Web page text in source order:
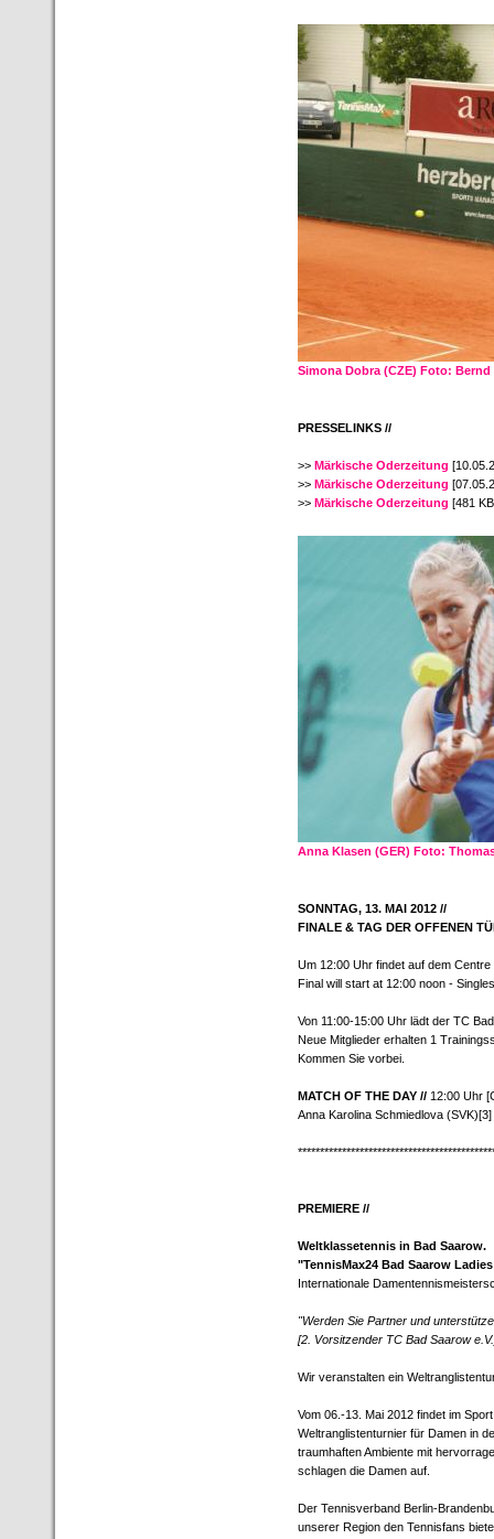
Simona Dobra (CZE) Foto: Bernd
PRESSELINKS //
>> Märkische Oderzeitung
>> Märkische Oderzeitung
>> Märkische Oderzeitung [481
Anna Klasen (GER) Foto:
SONNTAG, 13. MAI 2012 //
FINALE & TAG DER OFFENEN
Um 12:00 Uhr findet auf dem
Final will start at 12:00 noon -
Von 11:00-15:00 Uhr lädt der TC
Neue Mitglieder erhalten 1
Kommen Sie vorbei.
MATCH OF THE DAY // 12:00 Uhr
Anna Karolina Schmiedlova
PREMIERE //
Weltklassetennis in Bad Saarow.
"TennisMax24 Bad Saarow
Internationale
"Werden Sie Partner und
[2. Vorsitzender TC Bad Saarow
Wir veranstalten ein
Vom 06.-13. Mai 2012 findet im
Weltranglistenturnier für Damen in
traumhaften Ambiente mit
schlagen die Damen auf.
Der Tennisverband Berlin-
unserer Region den Tennisfans